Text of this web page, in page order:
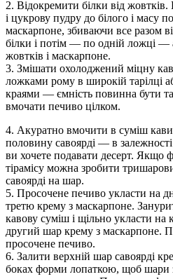
2. Відокремити білки від
і цукрову пудру до білого і масу
маскарпоне, збиваючи все разом
білки і потім — по одній ложці —
жовтків і маскарпоне.
3. Змішати охолоджений міцну
ложками рому в широкій тарілці
краями — ємність повинна бути
вмочати печиво цілком.
4. Акуратно вмочити в суміш
половину савоярді — в
ви хочете подавати десерт. Якщо
тірамісу можна зробити
савоярді на шар.
5. Просочене печиво укласти на
третю крему з маскарпоне.
кавову суміш і щільно укласти на
другий шар крему з маскарпоне.
просочене печиво.
6. Залити верхній шар савоярді
боках форми лопаткою, щоб шари